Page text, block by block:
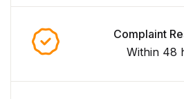
Complaint
Within 48